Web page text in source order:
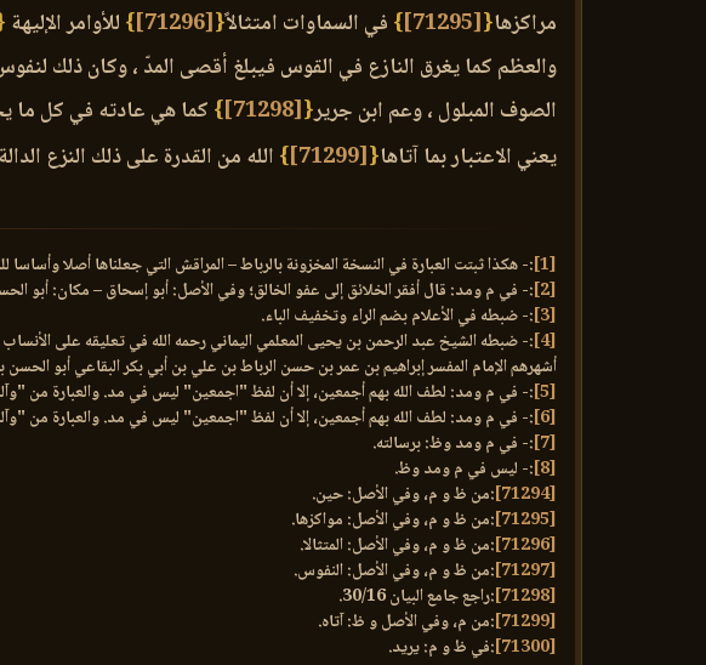
مراكزها{
[71295]
} في السماوات امتثالاً{
[71296]
} للأوامر الإليهة
والعظم كما يغرق النازع في القوس فيبلغ أقصى المدّ ، وكان ذلك
الصوف المبلول ، وعم ابن جرير{
[71298]
} كما هي عادته في كل ما
يعني الاعتبار بما آتاها{
[71299]
} الله من القدرة على ذلك النزع
[1] :- هكذا ثبتت العبارة في النسخة المخزونة بالرباط – المراقش التي جعلناها أصلا
[2] :- في م ومد: قال أفقر الخلائق إلى عفو الخالق؛ وفي الأصل: أبو إسحاق – مكان: أبو الحسن، والتصحيح من الأعلام للزركلي ج1 ص 50
[3] :- ضبطه في الأعلام بضم الراء وتخفيف الباء.
[4]
أشهرهم الإمام المفسر إبراهيم بن عمر بن حسن الرباط بن علي بن أبي بكر البقاعي أبو الحسن برهان الدين
[5] :- في م ومد: لطف الله بهم أجمعين، إلا أن لفظ "اجمعين" ليس في مد. والعبارة من
[6] :- في م ومد: لطف الله بهم أجمعين، إلا أن لفظ "اجمعين" ليس في مد. والعبارة من
[7] :- في م ومد وظ: برسالته.
[8] :- ليس في م ومد وظ.
[71294]
:من ظ و م، وفي الأصل: حين.
[71295]
:من ظ و م، وفي الأصل: مواكزها.
[71296]
:من ظ و م، وفي الأصل: المتثالا.
[71297]
:من ظ و م، وفي الأصل: النفوس.
[71298]
:راجع جامع البيان 30/16.
[71299]
:من م، وفي الأصل و ظ: آتاه.
[71300]
:في ظ و م: يريد.